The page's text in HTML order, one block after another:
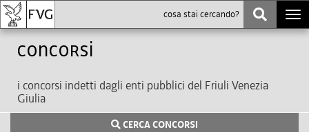
Concorsi
i concorsi indetti dagli enti pubblici del Friuli Venezia
Giulia
CERCA CONCORSI